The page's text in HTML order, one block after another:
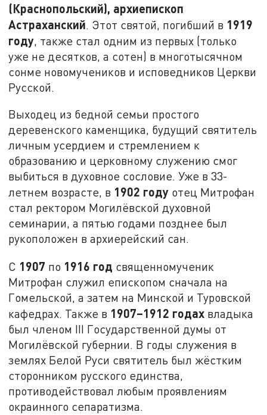
(Краснопольский), архиепископ
Астраханский. Этот святой, погибший в 1919
году, также стал одним из первых (только
уже не десятков, а сотен) в многотысячном
сонме новомучеников и исповедников Церкви
Русской.
Выходец из бедной семьи простого
деревенского каменщика, будущий святитель
личным усердием и стремлением к
образованию и церковному служению смог
выбиться в духовное сословие. Уже в 33-
летнем возрасте, в 1902 году отец Митрофан
стал ректором Могилёвской духовной
семинарии, а пятью годами позднее был
рукоположен в архиерейский сан.
С 1907 по 1916 год священномученик
Митрофан служил епископом сначала на
Гомельской, а затем на Минской и Туровской
кафедрах. Также в 1907–1912 годах владыка
был членом III Государственной думы от
Могилёвской губернии. В годы служения в
землях Белой Руси святитель был жёстким
сторонником русского единства,
противодействовал любым проявлениям
окраинного сепаратизма.